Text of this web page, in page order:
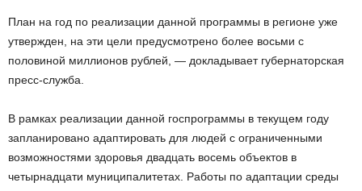
План на год по реализации данной программы в регионе уже
утвержден, на эти цели предусмотрено более восьми с
половиной миллионов рублей, — докладывает губернаторская
пресс-служба.
В рамках реализации данной госпрограммы в текущем году
запланировано адаптировать для людей с ограниченными
возможностями здоровья двадцать восемь объектов в
четырнадцати муниципалитетах. Работы по адаптации среды